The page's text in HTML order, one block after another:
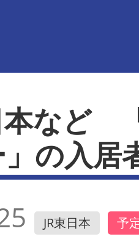
本など
の入居
JR東日本 予